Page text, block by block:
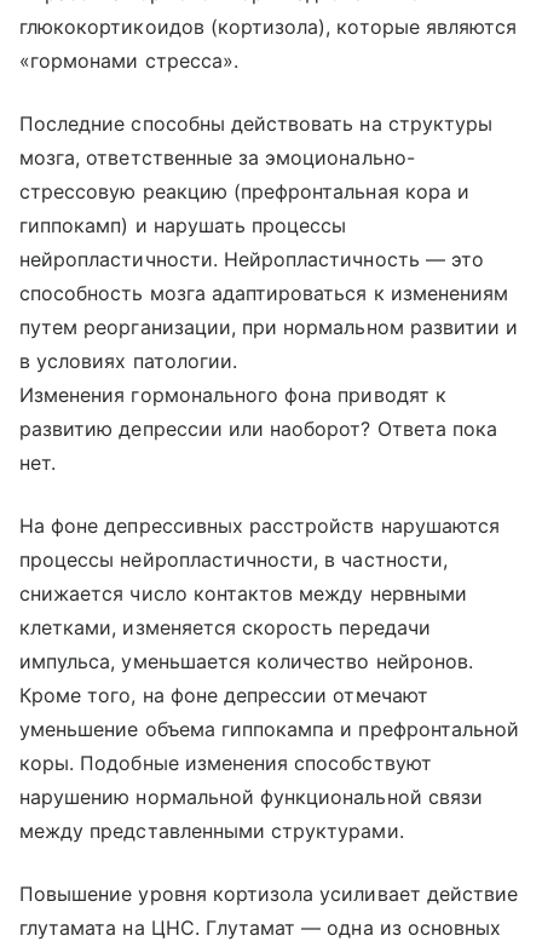
глюкокортикоидов (кортизола), которые являются
«гормонами стресса».
Последние способны действовать на структуры
мозга, ответственные за эмоционально-
стрессовую реакцию (префронтальная кора и
гиппокамп) и нарушать процессы
нейропластичности. Нейропластичность — это
способность мозга адаптироваться к изменениям
путем реорганизации, при нормальном развитии и
в условиях патологии.
Изменения гормонального фона приводят к
развитию депрессии или наоборот? Ответа пока
нет.
На фоне депрессивных расстройств нарушаются
процессы нейропластичности, в частности,
снижается число контактов между нервными
клетками, изменяется скорость передачи
импульса, уменьшается количество нейронов.
Кроме того, на фоне депрессии отмечают
уменьшение объема гиппокампа и префронтальной
коры. Подобные изменения способствуют
нарушению нормальной функциональной связи
между представленными структурами.
Повышение уровня кортизола усиливает действие
глутамата на ЦНС. Глутамат — одна из основных